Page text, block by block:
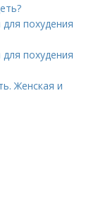
похудения
похудения
Женская и